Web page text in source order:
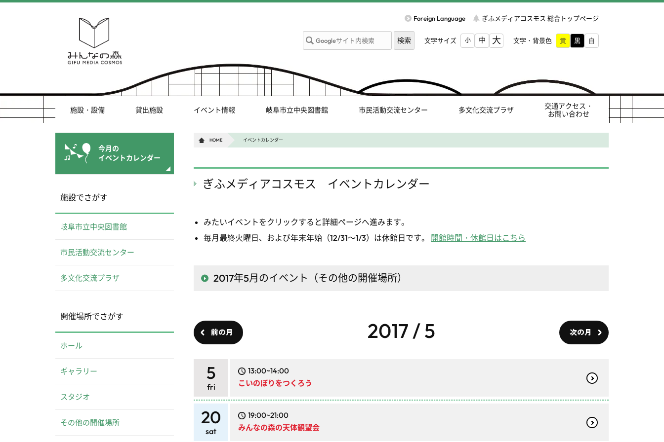
Foreign Language ぎふメディアコスモス 総合トップページ
文字サイズ 小 中 大 文字・背景色
施設・設備 貸出施設 イベント情報 岐阜市立中央図書館 市民活動交流センター 多文化交流プラザ
交通アクセス・
お問い合わせ
HOME イベントカレンダー
ぎふメディアコスモス イベントカレンダー
みたいイベントをクリックすると詳細ページへ進みます。
毎月最終火曜日、および年末年始（12/31～1/3）は休館日です。 開館時間・休館日はこちら
2017年5月のイベント（その他の開催場所）
前の月 2017 / 5 次の月
5
fri
13:00~14:00
こいのぼりをつくろう
20
sat
19:00~21:00
みんなの森の天体観望会
今月の
イベントカレンダー
施設でさがす
岐阜市立中央図書館
市民活動交流センター
多文化交流プラザ
開催場所でさがす
ホール
ギャラリー
スタジオ
その他の開催場所